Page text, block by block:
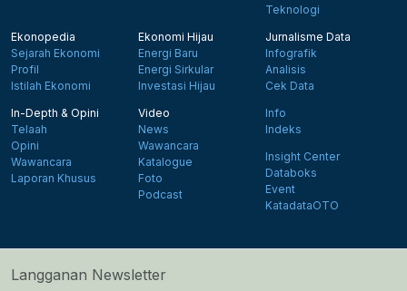
Teknologi
Ekonopedia
Sejarah Ekonomi
Profil
Istilah Ekonomi
Ekonomi Hijau
Energi Baru
Energi Sirkular
Investasi Hijau
Jurnalisme Data
Infografik
Analisis
Cek Data
In-Depth & Opini
Telaah
Opini
Wawancara
Laporan Khusus
Video
News
Wawancara
Katalogue
Foto
Podcast
Info
Indeks
Insight Center
Databoks
Event
KatadataOTO
Langganan Newsletter